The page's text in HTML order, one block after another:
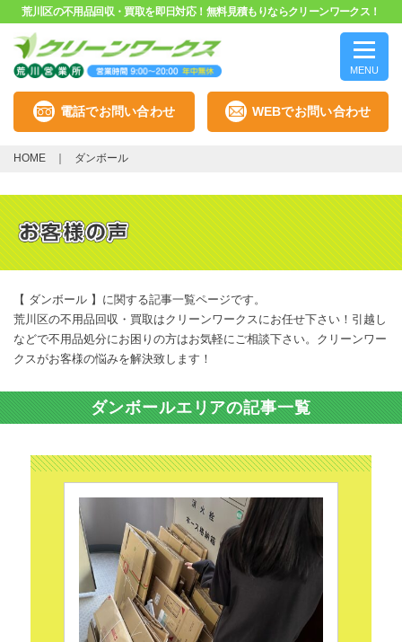
荒川区の不用品回収・買取を即日対応！無料見積もりならクリーンワークス！
MENU
電話でお問い合わせ WEBでお問い合わせ
HOME ダンボール
【 ダンボール 】に関する記事一覧ページです。
荒川区の不用品回収・買取はクリーンワークスにお任せ下さい！引越し
などで不用品処分にお困りの方はお気軽にご相談下さい。クリーンワー
クスがお客様の悩みを解決致します！
ダンボールエリアの記事一覧